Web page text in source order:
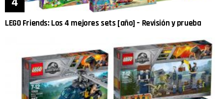
LEGO Friends: Los 4 mejores sets [año] – Revisión y prueba